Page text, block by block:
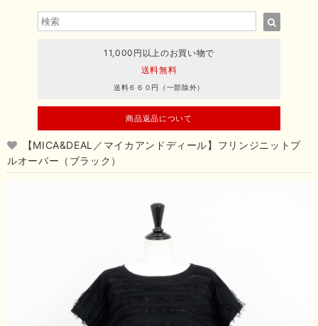
11,000円以上のお買い物で
送料無料
送料６６０円（一部除外）
商品返品について
【MICA&DEAL／マイカアンドディール】フリンジニットプ
ルオーバー（ブラック）